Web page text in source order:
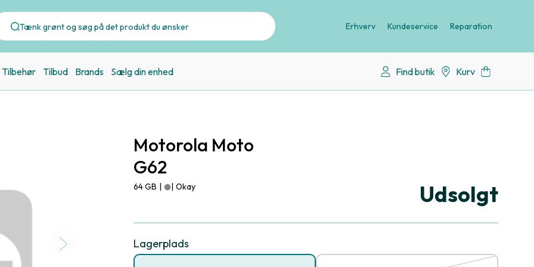
Erhverv Kundeservice Reparation
Tilbehør Tilbud Brands Sælg din enhed Find butik Kurv
Motorola Moto
G62
64 GB | | Okay Udsolgt
Lagerplads